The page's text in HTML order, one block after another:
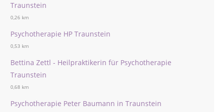
Traunstein
0,26 km
Psychotherapie HP Traunstein
0,53 km
Bettina Zettl - Heilpraktikerin für Psychotherapie
Traunstein
0,68 km
Psychotherapie Peter Baumann in Traunstein